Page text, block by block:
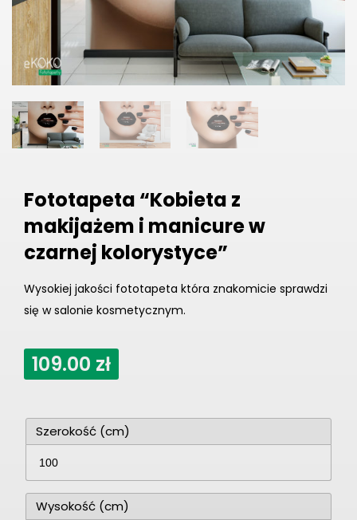
Fototapeta “Kobieta z
makijażem i manicure w
czarnej kolorystyce”
Wysokiej jakości fototapeta która znakomicie sprawdzi
się w salonie kosmetycznym.
109.00 zł
Szerokość (cm)
Wysokość (cm)